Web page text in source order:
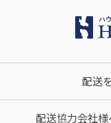
配送
配送協力会社様